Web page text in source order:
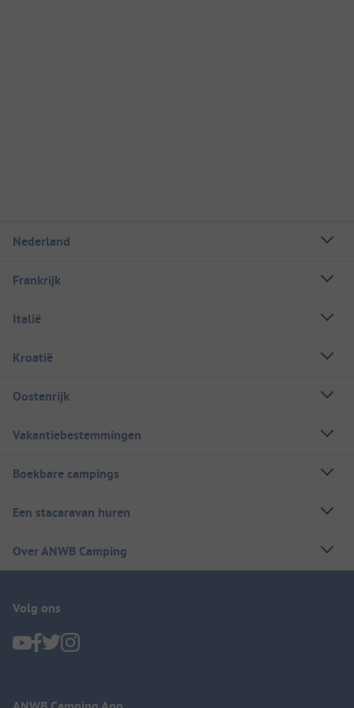
Nederland
Frankrijk
Italië
Kroatië
Oostenrijk
Vakantiebestemmingen
Boekbare campings
Een stacaravan huren
Over ANWB Camping
Volg ons